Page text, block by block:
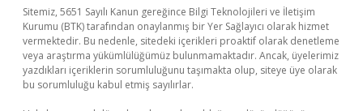
Sitemiz, 5651 Sayılı Kanun gereğince Bilgi Teknolojileri ve İletişim
Kurumu (BTK) tarafından onaylanmış bir Yer Sağlayıcı olarak hizmet
vermektedir. Bu nedenle, sitedeki içerikleri proaktif olarak denetleme
veya araştırma yükümlülüğümüz bulunmamaktadır. Ancak, üyelerimiz
yazdıkları içeriklerin sorumluluğunu taşımakta olup, siteye üye olarak
bu sorumluluğu kabul etmiş sayılırlar.